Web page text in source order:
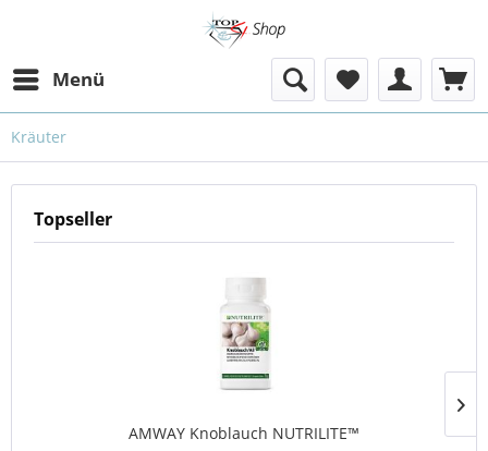
Menü
Kräuter
Topseller
AMWAY Knoblauch NUTRILITE™